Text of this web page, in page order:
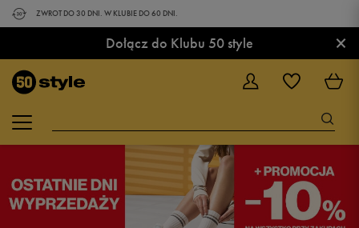
ZWROT DO 30 DNI. W KLUBIE DO 60 DNI.
Dołącz do Klubu 50 style ×